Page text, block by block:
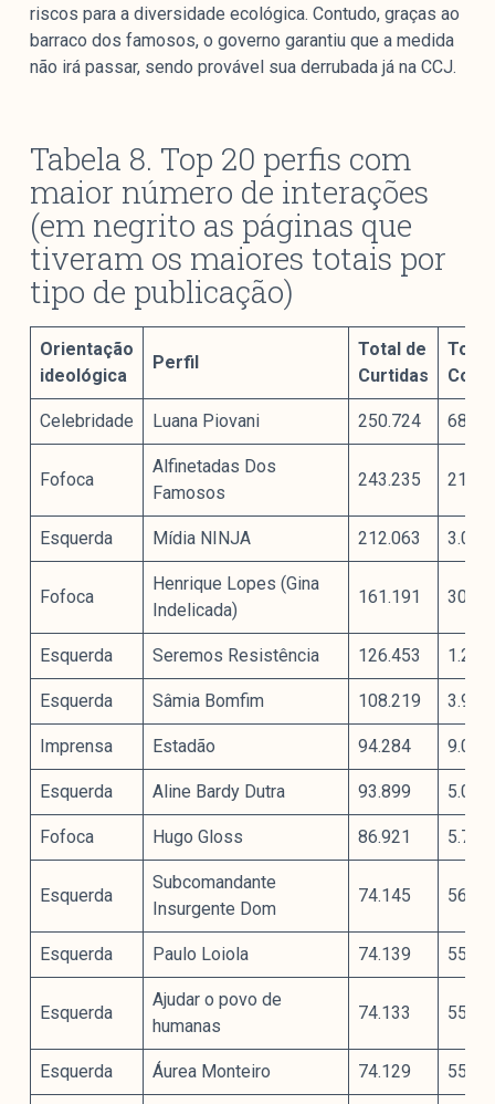
riscos para a diversidade ecológica. Contudo, graças ao
barraco dos famosos, o governo garantiu que a medida
não irá passar, sendo provável sua derrubada já na CCJ.
Tabela 8. Top 20 perfis com
maior número de interações
(em negrito as páginas que
tiveram os maiores totais por
tipo de publicação)
Orientação
ideológica
Perfil
Total de
Curtidas
Total
Celebridade Luana Piovani 250.724
Fofoca
Alfinetadas Dos
Famosos
243.235
Esquerda Mídia NINJA 212.063 3.029
Fofoca
Henrique Lopes (Gina
Indelicada)
161.191
Esquerda Seremos Resistência 126.453 1.293
Esquerda Sâmia Bomfim 108.219 3.904
Imprensa Estadão 94.284 9.098
Esquerda Aline Bardy Dutra 93.899 5.066
Fofoca Hugo Gloss 86.921 5.728
Esquerda
Subcomandante
Insurgente Dom
74.145 561
Esquerda Paulo Loiola 74.139 558
Esquerda
Ajudar o povo de
humanas
74.133 557
Esquerda Áurea Monteiro 74.129 557